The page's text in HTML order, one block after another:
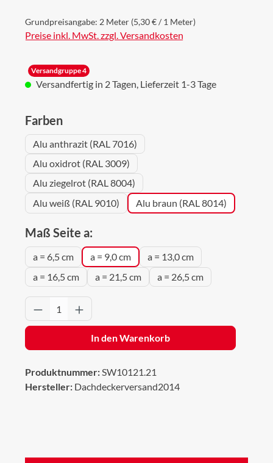
Grundpreisangabe: 2 Meter (5,30 € / 1 Meter)
Preise inkl. MwSt. zzgl. Versandkosten
Versandgruppe 4
Versandfertig in 2 Tagen, Lieferzeit 1-3 Tage
Farbenauswählen
Alu anthrazit (RAL 7016)
Alu oxidrot (RAL 3009)
Alu ziegelrot (RAL 8004)
Alu weiß (RAL 9010)
Alu braun (RAL 8014)
Maß Seite a:
a = 6,5 cm a = 9,0 cm
a = 13,0 cm
a = 16,5 cm
a = 21,5 cm a = 26,5 cm
Produkt Anzahl: Gib den gewünschten
In den Warenkorb
Produktnummer:SW10121.21
Hersteller: Dachdeckerversand2014